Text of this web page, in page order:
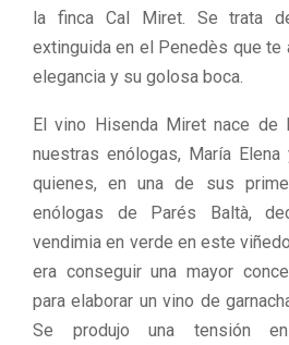
la finca Cal Miret. Se trata
extinguida en el Penedès que te
elegancia y su golosa boca.
El vino Hisenda Miret nace de
nuestras enólogas, María
quienes, en una de sus
enólogas de Parés Baltà,
vendimia en verde en este
era conseguir una mayor
para elaborar un vino de
Se produjo una tensión